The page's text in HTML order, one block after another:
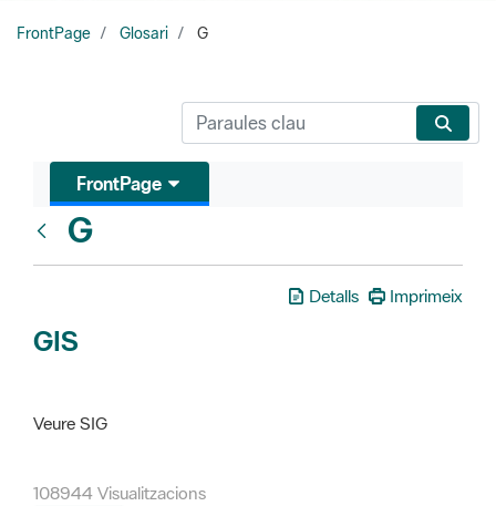
FrontPage Glosari G
FrontPage
G
Detalls Imprimeix
GIS
Veure SIG
108944 Visualitzacions